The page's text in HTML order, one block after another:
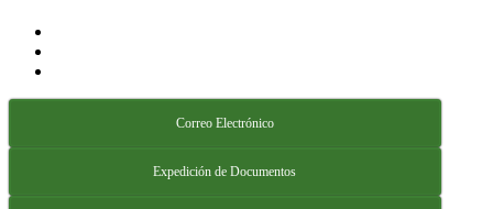
Correo Electrónico
Expedición de Documentos